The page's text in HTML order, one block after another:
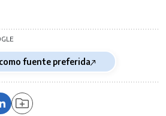
fuente preferida